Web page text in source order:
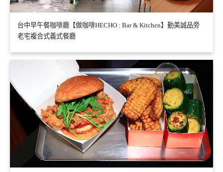
台中早午餐咖啡廳【做咖啡HECHO : Bar & Kitchen】勤美誠品旁
老宅複合式義式餐廳